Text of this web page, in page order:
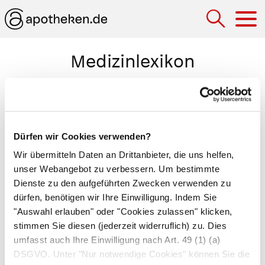
Dürfen wir Cookies verwenden?
Wir übermitteln Daten an Drittanbieter, die uns helfen,
unser Webangebot zu verbessern. Um bestimmte
Dienste zu den aufgeführten Zwecken verwenden zu
dürfen, benötigen wir Ihre Einwilligung. Indem Sie
"Auswahl erlauben" oder "Cookies zulassen" klicken,
stimmen Sie diesen (jederzeit widerruflich) zu. Dies
umfasst auch Ihre Einwilligung nach Art. 49 (1) (a)
DSGVO. Unter "Nur notwendige Cookies" können Sie die
Medizinlexikon
gestörter Verlauf derGeburt
ein zu enges Becken der Mutter, Lageanomalien
oder ein zu großes Ungeborenes den Verlauf der
Geburt. Funktionell wird die Geburt durch
schwacheWehen oder einen unzureichend
geöffnetenMuttermundbehindert. Eine
Dystokie kann zum Geburtsstillstand führen. Um
das Leben von Mutter und Kind nicht zu